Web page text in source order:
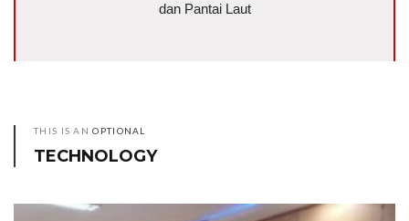
dan Pantai Laut
THIS IS ANOPTIONAL
TECHNOLOGY